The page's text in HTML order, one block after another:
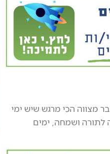
מצווה הכי מרגש שיש ימי
לתורה ושמחה, ימים